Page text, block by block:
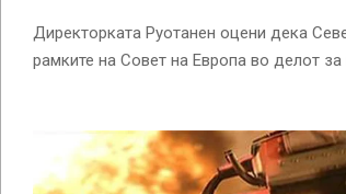
Директорката Руотанен оцени дека
рамките на Совет на Европа во делот